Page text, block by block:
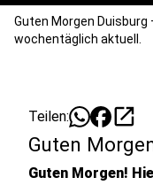
Guten Morgen
wochentäglich aktuell.
Teilen: open_in_new
Guten
Guten Morgen!